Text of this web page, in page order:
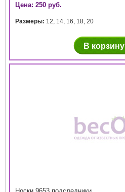
Цена: 250 руб.
Размеры: 12, 14, 16, 18, 20
В корзину